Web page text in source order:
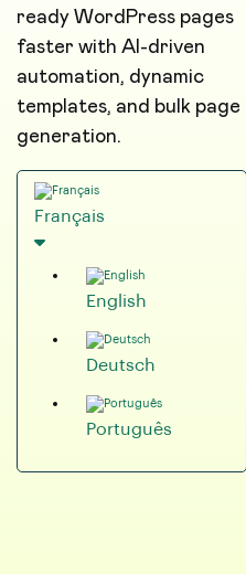
ready WordPress pages
faster with AI-driven
automation, dynamic
templates, and bulk page
generation.
Français
English
Deutsch
Português